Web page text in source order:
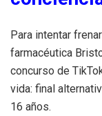
Para intentar
farmacéutica
concurso de
vida: final
16 años.